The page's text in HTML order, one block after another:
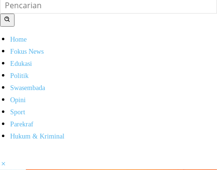
Home
Fokus News
Edukasi
Politik
Swasembada
Opini
Sport
Parekraf
Hukum & Kriminal